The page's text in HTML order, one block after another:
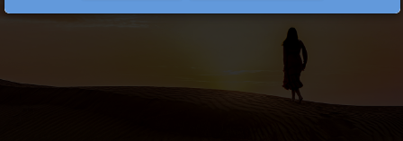
LA SCUOLA